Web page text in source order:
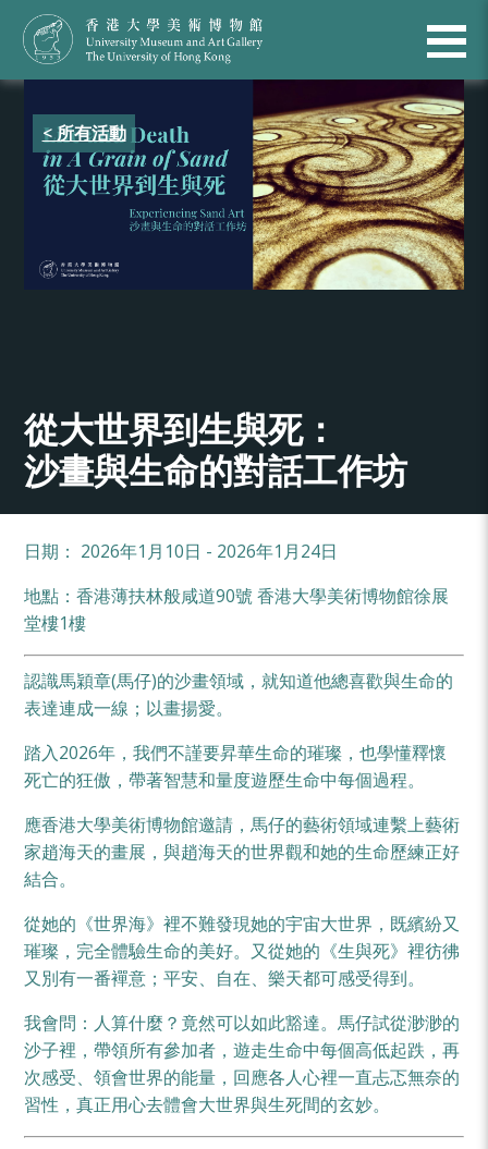
< 所有活動
從大世界到生與死：
沙畫與生命的對話工作坊
日期： 2026年1月10日 - 2026年1月24日
地點​：香港薄扶林般咸道90號 香港大學美術博物館徐展
堂樓1樓
認識馬穎章(馬仔)的沙畫領域，就知道他總喜歡與生命的
表達連成一線；以畫揚愛。
踏入2026年，我們不謹要昇華生命的璀璨，也學懂釋懷
死亡的狂傲，帶著智慧和量度遊歷生命中每個過程。
應香港大學美術博物館邀請，馬仔的藝術領域連繫上藝術
家趙海天的畫展，與趙海天的世界觀和她的生命歷練正好
結合。
從她的《世界海》裡不難發現她的宇宙大世界，既繽紛又
璀璨，完全體驗生命的美好。又從她的《生與死》裡彷彿
又別有一番襌意；平安、自在、樂天都可感受得到。
我會問：人算什麼？竟然可以如此豁達。馬仔試從渺渺的
沙子裡，帶領所有參加者，遊走生命中每個高低起跌，再
次感受、領會世界的能量，回應各人心裡一直忐忑無奈的
習性，真正用心去體會大世界與生死間的玄妙。